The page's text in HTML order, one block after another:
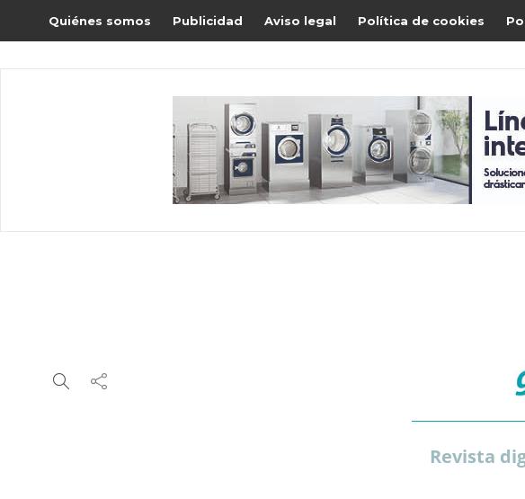
Quiénes somos Publicidad Aviso legal Política de cookies
Revista